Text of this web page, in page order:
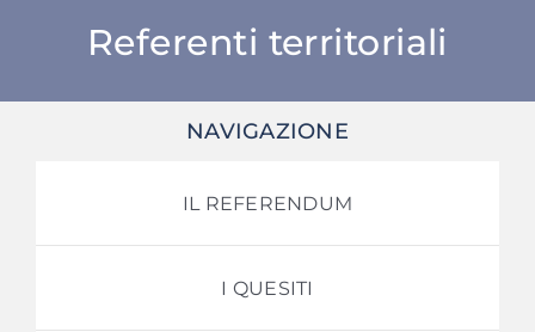
SU DI NOI
ATTIVITÀ
BENI COMUNI
Referenti territoriali
NAVIGAZIONE
IL REFERENDUM
I QUESITI